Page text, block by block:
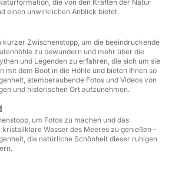
Momente der Tour ist die
Zwillingshöhlen von St. Theodor
Piratenhöhle. Gleiten Sie in diese
und erleben Sie ihre
und die einzigartige
vom Wasser aus. Diese seltene
die Küste in ein filmreifes
Erlebnis.
Hut und Handtuch mit und
der Riviera verwöhnen. Genießen
Luxusurlaub auf See: unkompliziert,
die von den Kräften der Natur
einen unwirklichen Anblick bietet.
kurzer Zwischenstopp, um die beeindruckende
zu bewundern und mehr über die
und Legenden zu erfahren, die sich um sie
mit dem Boot in die Höhle und bieten Ihnen so
atemberaubende Fotos und Videos von
und historischen Ort aufzunehmen.
um Fotos zu machen und das
Wasser des Meeres zu genießen –
die natürliche Schönheit dieser ruhigen